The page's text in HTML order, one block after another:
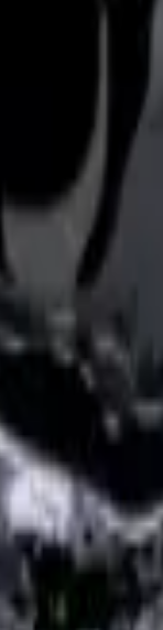
Seríe
Samsung - REP-